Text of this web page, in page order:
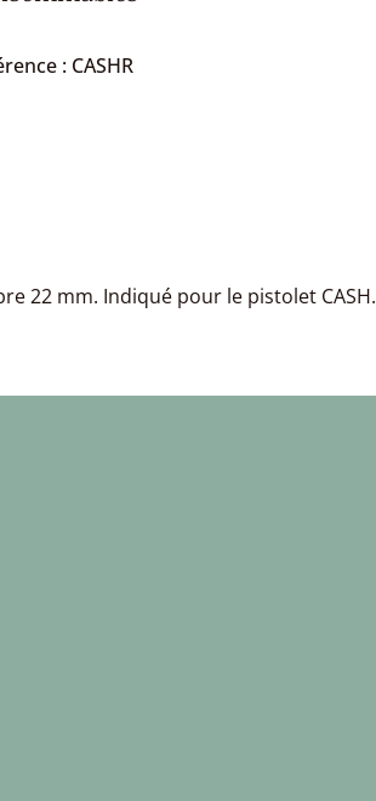
: CASHR
22 mm. Indiqué pour le pistolet CASH.